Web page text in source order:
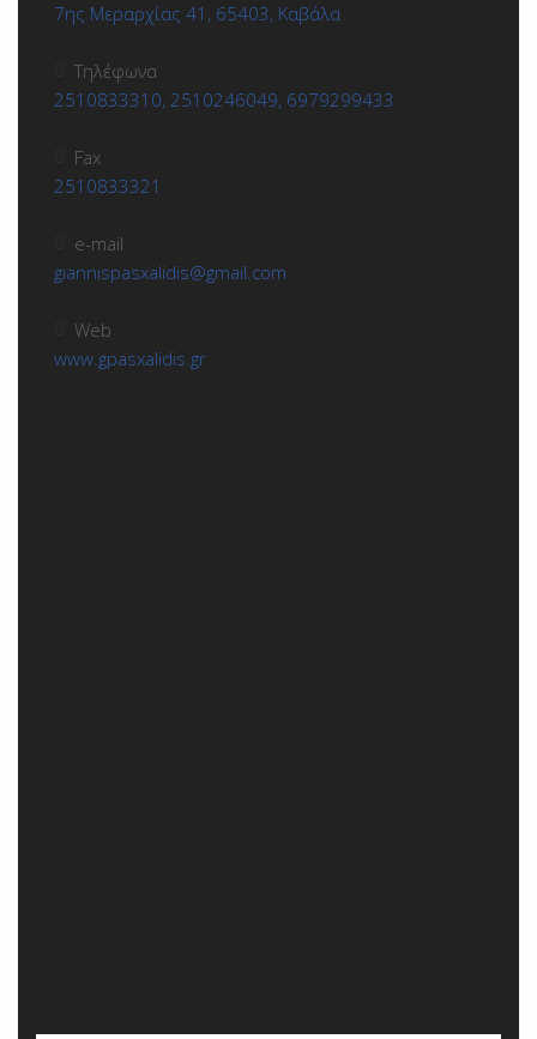
7ης Μεραρχίας 41, 65403, Καβάλα
Τηλέφωνα
2510833310, 2510246049, 6979299433
Fax
2510833321
e-mail
giannispasxalidis@gmail.com
Web
www.gpasxalidis.gr